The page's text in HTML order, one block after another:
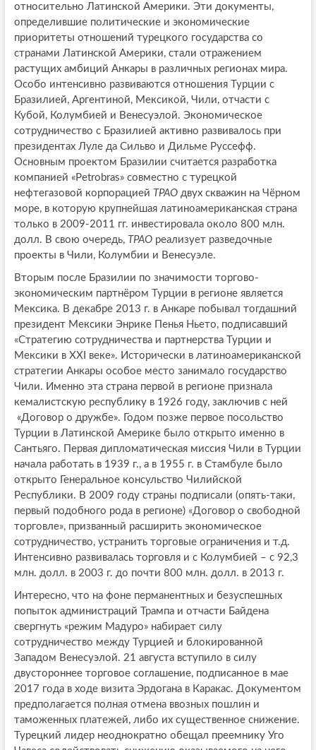
относительно Латинской Америки. Эти документы,
определившие политические и экономические
приоритеты отношений турецкого государства со
странами Латинской Америки, стали отражением
растущих амбиций Анкары в различных регионах мира.
Особо интенсивно развиваются отношения Турции с
Бразилией, Аргентиной, Мексикой, Чили, отчасти с
Кубой, Колумбией и Венесуэлой. Экономическое
сотрудничество с Бразилией активно развивалось при
президентах Луле да Сильво и Дильме Руссефф.
Основным проектом Бразилии считается разработка
компанией «Petrobras» совместно с турецкой
нефтегазовой корпорацией TPAOдвух скважин на Чёрном
море, в которую крупнейшая латиноамериканская страна
только в 2009-2011 гг. инвестировала около 800 млн.
долл. В свою очередь, TPAOреализует разведочные
проекты в Чили, Колумбии и Венесуэле.
Вторым после Бразилии по значимости торгово-
экономическим партнёром Турции в регионе является
Мексика. В декабре 2013 г. в Анкаре побывал тогдашний
президент Мексики Энрике Пенья Ньето, подписавший
«Стратегию сотрудничества и партнерства Турции и
Мексики в XXI веке». Исторически в латиноамериканской
стратегии Анкары особое место занимало государство
Чили. Именно эта страна первой в регионе признала
кемалистскую республику в 1926 году, заключив с ней
«Договор о дружбе». Годом позже первое посольство
Турции в Латинской Америке было открыто именно в
Сантьяго. Первая дипломатическая миссия Чили в Турции
начала работать в 1939 г., а в 1955 г. в Стамбуле было
открыто Генеральное консульство Чилийской
Республики. В 2009 году страны подписали (опять-таки,
первый подобного рода в регионе) «Договор о свободной
торговле», призванный расширить экономическое
сотрудничество, устранить торговые ограничения и т.д.
Интенсивно развивалась торговля и с Колумбией – с 92,3
млн. долл. в 2003 г. до почти 800 млн. долл. в 2013 г.
Интересно, что на фоне перманентных и безуспешных
попыток администраций Трампа и отчасти Байдена
свергнуть «режим Мадуро» набирает силу
сотрудничество между Турцией и блокированной
Западом Венесуэлой. 21 августа вступило в силу
двустороннее торговое соглашение, подписанное в мае
2017 года в ходе визита Эрдогана в Каракас. Документом
предполагается полная отмена ввозных пошлин и
таможенных платежей, либо их существенное снижение.
Турецкий лидер неоднократно обещал преемнику Уго